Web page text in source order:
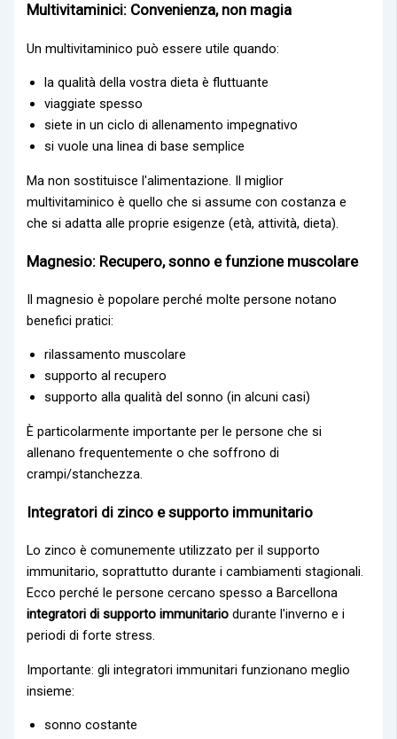
Multivitaminici: Convenienza, non magia
Un multivitaminico può essere utile quando:
la qualità della vostra dieta è fluttuante
viaggiate spesso
siete in un ciclo di allenamento impegnativo
si vuole una linea di base semplice
Ma non sostituisce l'alimentazione. Il miglior
multivitaminico è quello che si assume con costanza e
che si adatta alle proprie esigenze (età, attività, dieta).
Magnesio: Recupero, sonno e funzione muscolare
Il magnesio è popolare perché molte persone notano
benefici pratici:
rilassamento muscolare
supporto al recupero
supporto alla qualità del sonno (in alcuni casi)
È particolarmente importante per le persone che si
allenano frequentemente o che soffrono di
crampi/stanchezza.
Integratori di zinco e supporto immunitario
Lo zinco è comunemente utilizzato per il supporto
immunitario, soprattutto durante i cambiamenti stagionali.
Ecco perché le persone cercano spesso a Barcellona
integratori di supporto immunitariodurante l'inverno e i
periodi di forte stress.
Importante: gli integratori immunitari funzionano meglio
insieme:
sonno costante